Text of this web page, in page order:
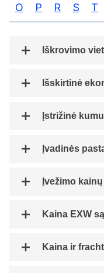
O P R S T
Iškrovimo
Išskirtinė
Įstrižinė
Įvadinės